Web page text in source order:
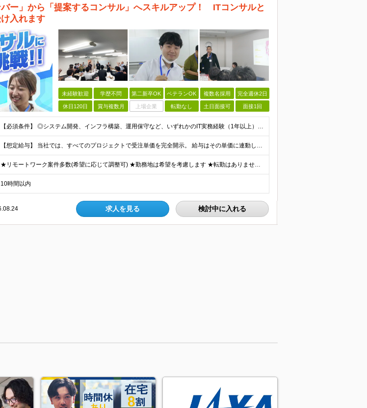
バー」から「提案するコンサル」へスキルアップ！ ITコンサルと
入れます
未経験歓迎 学歴不問 第二新卒OK ベテランOK 複数名採用 完全週休2日
休日120日 賞与複数月 上場企業 転勤なし 土日面接可 面接1回
【必須条件】 ◎システム開発、インフラ構築、運用保守など、いずれかのIT実務経験（1年以上） ※言語・環境不問（Java／C#／Python／AWS／Azureなど歓迎） ◎（IT業界、プ
【想定給与】 当社では、すべてのプロジェクトで受注単価を完全開示。 給与はその単価に連動し、還元率は80％以上を保証しています。 経験・スキル・貢献度に応じて報酬を正当に評価し、前職年収の
★リモートワーク案件多数(希望に応じて調整可) ★勤務地は希望を考慮します ★転勤はありません ★U・Iターンも歓迎です！ 関西エリア(大阪・兵庫・京都・滋賀・奈良・和歌山)の取引先、または本社での
10時間以内
求人を見る 検討中に入れる